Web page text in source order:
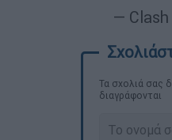
— Clash
Τα σχολιά σας
διαγράφονται